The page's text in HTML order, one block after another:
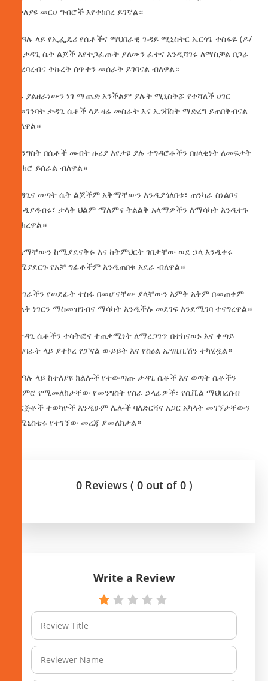
በተለያዩ መርሀ ግብሮች እየተከበረ ይገኛል።
በበዓሉ ላይ የኢፌዴሪ የሴቶችና ማህበራዊ ጉዳይ ሚኒስትር ኤርጎጌ ተስፋዬ (ዶ/
ር) ታዳጊ ሴት ልጆች እየተጋፈጡት ያለውን ፈተና እንዲሻገሩ ለማስቻል በጋራ
መረባረብና ትኩረት ሰጥተን መሰራት ይገባናል ብለዋል።
ዛሬ ያልዘራነውን ነገ ማጨድ አንችልም ያሉት ሚኒስትሯ የተሻለች ሀገር
ለመገንባት ታዳጊ ሴቶች ላይ ዛሬ መስራት እና ኢንቨስት ማድረግ ይጠበቅብናል
ብለዋል።
መንግስት በሴቶች መብት ዙሪያ እየታዩ ያሉ ተግዳሮቶችን በዘላቂነት ለመፍታት
አበክሮ ይሰራል ብለዋል።
ታዳጊና ወጣት ሴት ልጆችም አቅማቸውን እንዲያጎለበቱ፣ ጠንካራ ስነልቦና
እንዲያዳብሩ፣ ታላቅ ህልም ማለምና ትልልቅ አላማዎችን ለማሳካት እንዲተጉ
መክረዋል።
ህልማቸውን ከሚያደናቅፉ እና ከትምህርት ገበታቸው ወደ ኃላ እንዲቀሩ
ከሚያደርጉ የአቻ ግፊቶችም እንዲጠበቁ አደራ ብለዋል።
የአገራችን የወደፊት ተስፋ በመሆናቸው ያላቸውን እምቅ አቅም በመጠቀም
ትልቅ ነገርን ማስመዝገብና ማሳካት እንዲችሉ መደገፍ እንደሚገባ ተናግረዋል።
የታዳጊ ሴቶችን ተሳትፎና ተጠቃሚነት ለማረጋገጥ በተከናወኑ እና ቀጣይ
ተግባራት ላይ ያተኮረ የፓናል ውይይት እና የስዕል ኤግዚቢሽን ተካሂዷል።
በበዓሉ ላይ ከተለያዩ ክልሎች የተውጣጡ ታዳጊ ሴቶች እና ወጣት ሴቶችን
ጨምሮ የሚመለከታቸው የመንግስት የስራ ኃላፊዎች፣ የሲቪል ማህበረሰብ
ድርጅቶች ተወካዮች እንዲሁም ሌሎች ባለድርሻና አጋር አካላት መገኘታቸውን
ከሚኒስቴሩ የተገኘው መረጃ ያመለክታል።
0 Reviews ( 0 out of 0 )
Write a Review